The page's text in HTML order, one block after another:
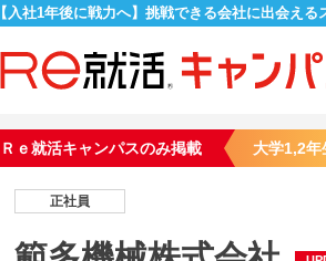
【入社1年後に戦力へ】挑戦できる会社に出会える
Ｒｅ就活キャンパスのみ掲載 大学1,2年
正社員